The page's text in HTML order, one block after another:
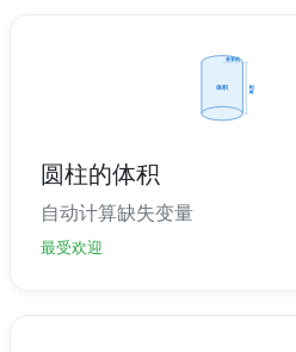
圆柱的体积
自动计算缺失变量
最受欢迎